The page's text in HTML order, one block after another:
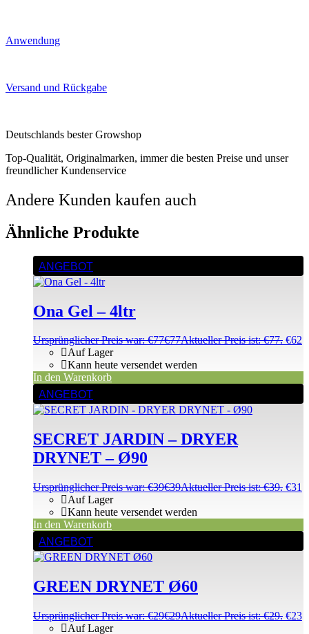
Anwendung
Versand und Rückgabe
Deutschlands bester Growshop
Top-Qualität, Originalmarken, immer die besten Preise und unser
freundlicher Kundenservice
Andere Kunden kaufen auch
Ähnliche Produkte
ANGEBOT
Ona Gel – 4ltr
Ursprünglicher Preis war: €77€77Aktueller Preis ist: €77. €62
Auf Lager
Kann heute versendet werden
In den Warenkorb
ANGEBOT
SECRET JARDIN – DRYER
DRYNET – Ø90
Ursprünglicher Preis war: €39€39Aktueller Preis ist: €39. €31
Auf Lager
Kann heute versendet werden
In den Warenkorb
ANGEBOT
GREEN DRYNET Ø60
Ursprünglicher Preis war: €29€29Aktueller Preis ist: €29. €23
Auf Lager